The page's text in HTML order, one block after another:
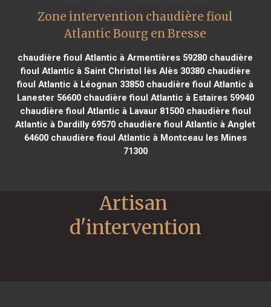
Zone intervention chaudière fioul
Atlantic Bourg en Bresse
chaudière fioul Atlantic à Armentières 59280 chaudière
fioul Atlantic à Saint Christol lès Alès 30380chaudière
fioul Atlantic à Léognan 33850 chaudière fioul Atlantic à
Lanester 56600chaudière fioul Atlantic à Estaires 59940
chaudière fioul Atlantic à Lavaur 81500chaudière fioul
Atlantic à Dardilly 69570 chaudière fioul Atlantic à Anglet
64600chaudière fioul Atlantic à Montceau les Mines
71300
Artisan
d'intervention